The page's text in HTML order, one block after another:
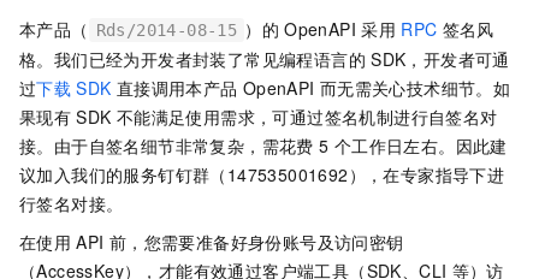
本产品（ Rds/2014-08-15 ）的 OpenAPI 采用 RPC 签名风
格。我们已经为开发者封装了常见编程语言的 SDK，开发者可通
过下载 SDK 直接调用本产品 OpenAPI 而无需关心技术细节。如
果现有 SDK 不能满足使用需求，可通过签名机制进行自签名对
接。由于自签名细节非常复杂，需花费 5 个工作日左右。因此建
议加入我们的服务钉钉群（147535001692），在专家指导下进
行签名对接。
在使用 API 前，您需要准备好身份账号及访问密钥
（AccessKey），才能有效通过客户端工具（SDK、CLI 等）访